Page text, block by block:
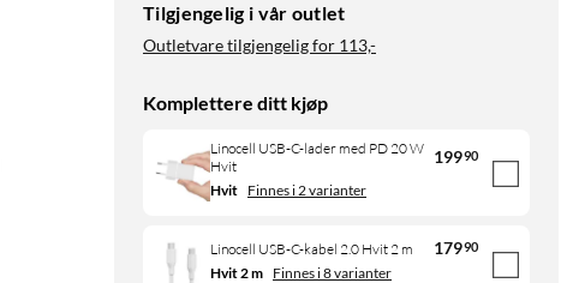
Tilgjengelig i vår outlet
Outletvare tilgjengelig for 113,-
Komplettere ditt kjøp
Linocell USB-C-lader med PD 20 W
Hvit
19990
Hvit Finnes i 2 varianter
Linocell USB-C-kabel 2.0 Hvit 2 m 17990
Hvit 2 m Finnes i 8 varianter